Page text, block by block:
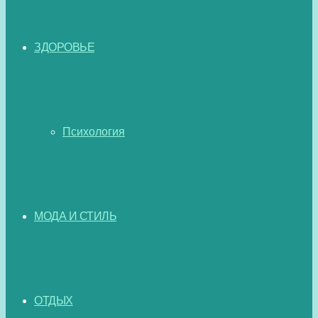
ЗДОРОВЬЕ
Психология
МОДА И СТИЛЬ
ОТДЫХ